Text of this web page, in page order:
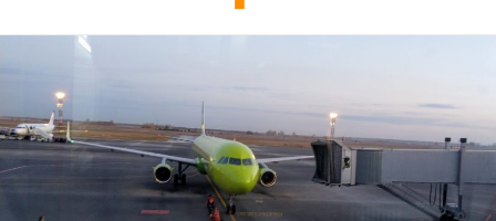
Хитрости экономных
путешественников